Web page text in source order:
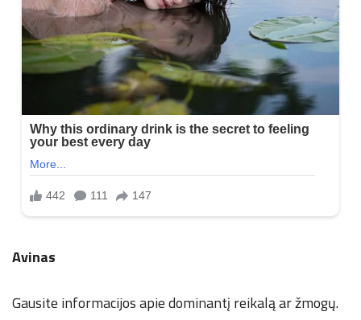
Avinas
Gausite informacijos apie dominantį reikalą ar žmogų.